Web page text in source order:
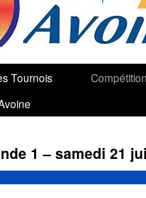
Tournois
1 – samedi 21